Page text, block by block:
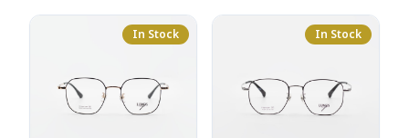
In Stock In Stock